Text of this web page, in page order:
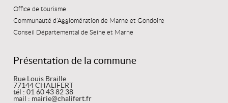
Office de tourisme
Communauté d’Agglomération de Marne et Gondoire
Conseil Départemental de Seine et Marne
Présentation de la commune
Rue Louis Braille
77144 CHALIFERT
tél : 01 60 43 82 38
mail : mairie@chalifert.fr